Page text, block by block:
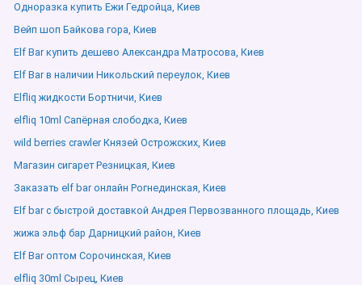
Одноразка купить Ежи Гедройца, Киев
Вейп шоп Байкова гора, Киев
Elf Bar купить дешево Александра Матросова, Киев
Elf Bar в наличии Никольский переулок, Киев
Elfliq жидкости Бортничи, Киев
elfliq 10ml Сапёрная слободка, Киев
wild berries crawler Князей Острожских, Киев
Магазин сигарет Резницкая, Киев
Заказать elf bar онлайн Рогнединская, Киев
Elf bar с быстрой доставкой Андрея Первозванного площадь, Киев
жижа эльф бар Дарницкий район, Киев
Elf Bar оптом Сорочинская, Киев
elfliq 30ml Сырец, Киев